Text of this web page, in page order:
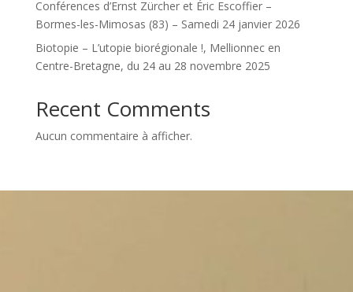
Conférences d’Ernst Zürcher et Éric Escoffier –
Bormes-les-Mimosas (83) – Samedi 24 janvier 2026
Biotopie – L’utopie biorégionale !, Mellionnec en
Centre-Bretagne, du 24 au 28 novembre 2025
Recent Comments
Aucun commentaire à afficher.